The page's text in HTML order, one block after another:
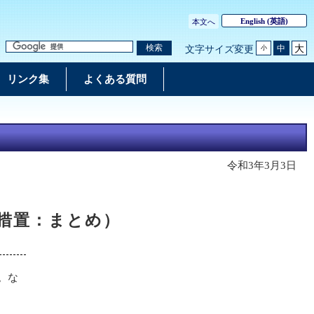
本文へ English(英語)
検索 文字サイズ変更 小 中 大
リンク集 よくある質問
令和3年3月3日
：まとめ）
な